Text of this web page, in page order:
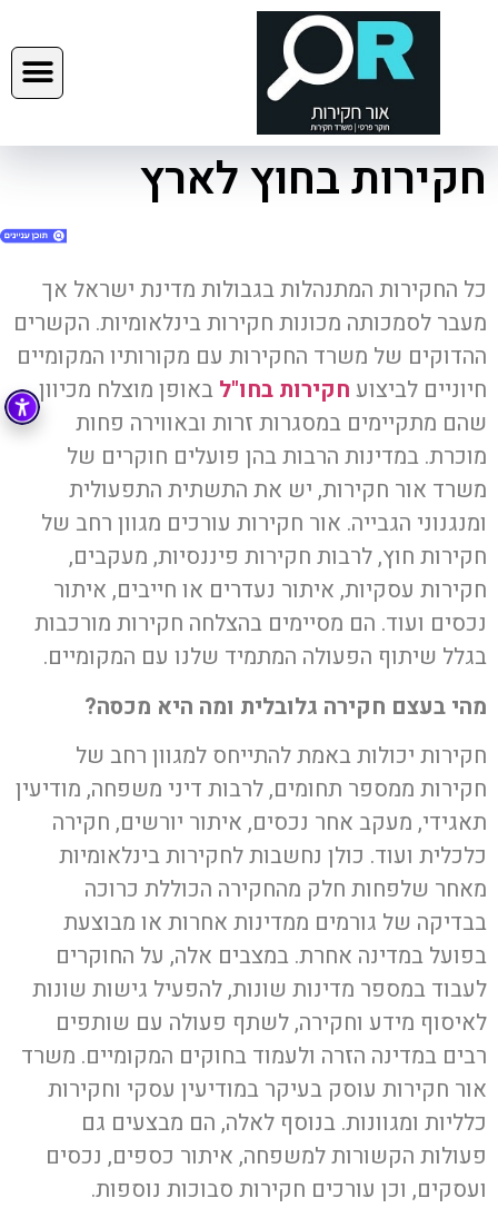
1. חקירות בחוץ לארץ
2. ליצירת קשר
3. השאירו פרטים:
4. 052-5561161
5. yehuda@orhakirot.co.il
6. השאירו את הפרטים ואנו ניצור אתכם קשר
10. צריכים איש מקצועי ומיומן בנושא חקירות
חקירות בחוץ לארץ
כל החקירות המתנהלות בגבולות מדינת ישראל אך
מעבר לסמכותה מכונות חקירות בינלאומיות. הקשרים
ההדוקים של משרד החקירות עם מקורותיו המקומיים
חיוניים לביצוע חקירות בחו"ל באופן מוצלח מכיוון
שהם מתקיימים במסגרות זרות ובאווירה פחות
מוכרת. במדינות הרבות בהן פועלים חוקרים של
משרד אור חקירות, יש את התשתית התפעולית
ומנגנוני הגבייה. אור חקירות עורכים מגוון רחב של
חקירות חוץ, לרבות חקירות פיננסיות, מעקבים,
חקירות עסקיות, איתור נעדרים או חייבים, איתור
נכסים ועוד. הם מסיימים בהצלחה חקירות מורכבות
בגלל שיתוף הפעולה המתמיד שלנו עם המקומיים.
מהי בעצם חקירה גלובלית ומה היא מכסה?
חקירות יכולות באמת להתייחס למגוון רחב של
חקירות ממספר תחומים, לרבות דיני משפחה, מודיעין
תאגידי, מעקב אחר נכסים, איתור יורשים, חקירה
כלכלית ועוד. כולן נחשבות לחקירות בינלאומיות
מאחר שלפחות חלק מהחקירה הכוללת כרוכה
בבדיקה של גורמים ממדינות אחרות או מבוצעת
בפועל במדינה אחרת. במצבים אלה, על החוקרים
לעבוד במספר מדינות שונות, להפעיל גישות שונות
לאיסוף מידע וחקירה, לשתף פעולה עם שותפים
רבים במדינה הזרה ולעמוד בחוקים המקומיים. משרד
אור חקירות עוסק בעיקר במודיעין עסקי וחקירות
כלליות ומגוונות. בנוסף לאלה, הם מבצעים גם
פעולות הקשורות למשפחה, איתור כספים, נכסים
ועסקים, וכן עורכים חקירות סבוכות נוספות.